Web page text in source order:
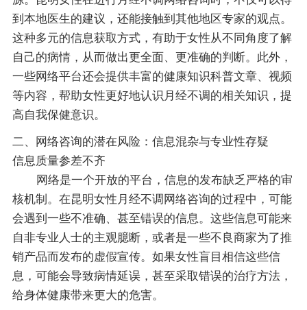
到本地医生的建议，还能接触到其他地区专家的观点。
这种多元的信息获取方式，有助于女性从不同角度了解
自己的病情，从而做出更全面、更准确的判断。此外，
一些网络平台还会提供丰富的健康知识科普文章、视频
等内容，帮助女性更好地认识月经不调的相关知识，提
高自我保健意识。
二、网络咨询的潜在风险：信息混杂与专业性存疑
信息质量参差不齐
网络是一个开放的平台，信息的发布缺乏严格的审
核机制。在昆明女性月经不调网络咨询的过程中，可能
会遇到一些不准确、甚至错误的信息。这些信息可能来
自非专业人士的主观臆断，或者是一些不良商家为了推
销产品而发布的虚假宣传。如果女性盲目相信这些信
息，可能会导致病情延误，甚至采取错误的治疗方法，
给身体健康带来更大的危害。